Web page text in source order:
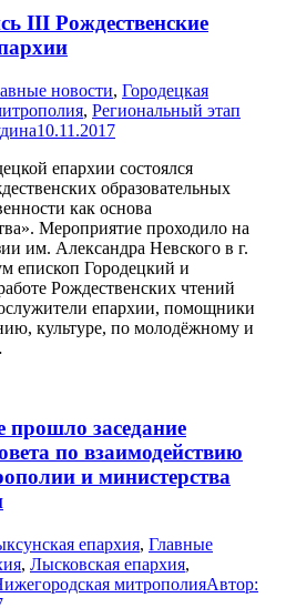
III Рождественские
новости, Городецкая
, Региональный этап
10.11.2017
епархии состоялся
образовательных
как основа
Мероприятие проходило на
им. Александра Невского в г.
епископ Городецкий и
Рождественских чтений
епархии, помощники
культуре, по молодёжному и
заседание
по взаимодействию
и министерства
епархия, Главные
, Лысковская епархия,
митрополияАвтор: